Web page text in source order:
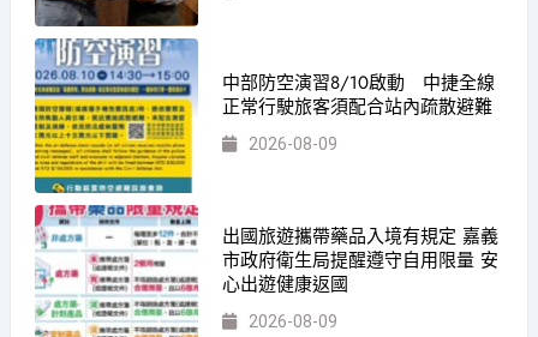
中部防空演習8/10啟動 中捷全線
正常行駛旅客須配合站內疏散避難
2026-08-09
出國旅遊攜帶藥品入境有規定 嘉義
市政府衛生局提醒遵守自用限量 安
心出遊健康返國
2026-08-09